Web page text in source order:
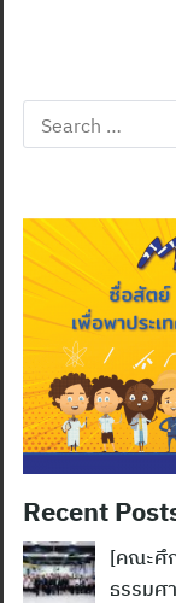
Search
for:
Recent
[คณะศึ
ธรรมศ